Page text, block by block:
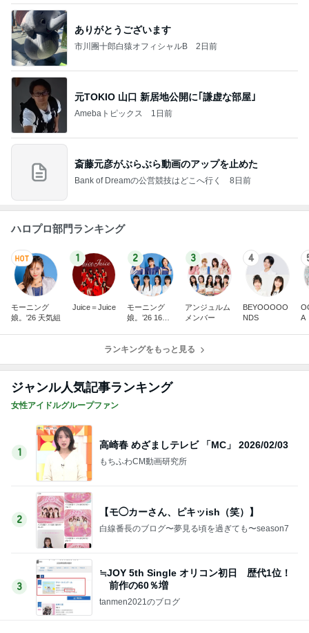
ありがとうございます
市川團十郎白猿オフィシャルB 2日前
元TOKIO 山口 新居地公開に｢謙虚な部屋｣
Amebaトピックス 1日前
斎藤元彦がぶらぶら動画のアップを止めた
Bank of Dreamの公営競技はどこへ行く 8日前
ハロプロ部門ランキング
モーニング
娘。'26 天気組
1
Juice＝Juice
2
モーニング
娘。’26 16期1
3
アンジュルム
メンバー
4
BEYOOOOO
NDS
A
ランキングをもっと見る
ジャンル人気記事ランキング
女性アイドルグループファン
1
高崎春 めざましテレビ 「MC」 2026/02/03
もちふわCM動画研究所
2
【モ◯カーさん、ピキッish（笑）】
白線番長のブログ〜夢見る頃を過ぎても〜season7
3
≒JOY 5th Single オリコン初日 歴代1位！
前作の60％増
tanmen2021のブログ